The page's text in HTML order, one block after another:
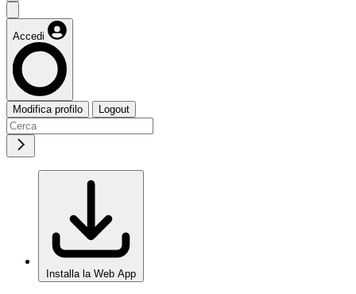
Accedi
Modifica profilo Logout
Installa la Web App